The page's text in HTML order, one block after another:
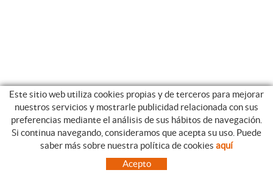
CATEGORIAS GUIA DE COMPRA
CONDICIONES DE COMPRA
PAGO
Este sitio web utiliza cookies propias y de terceros para mejorar
nuestros servicios y mostrarle publicidad relacionada con sus
preferencias mediante el análisis de sus hábitos de navegación.
Si continua navegando, consideramos que acepta su uso. Puede
saber más sobre nuestra política de cookies aquí
Acepto